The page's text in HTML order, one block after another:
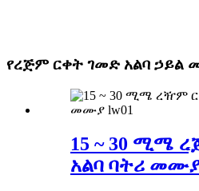
የረጅም ርቀት ገመድ አልባ ኃይል
15 ~ 30 ሚሜ
አልባ ባትሪ መሙያ